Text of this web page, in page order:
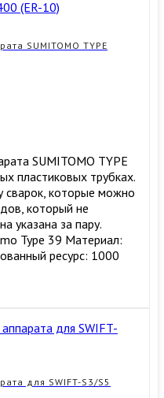
SUMITOMO TYPE
SUMITOMO TYPE
пластиковых трубках.
сварок, которые можно
который не
указана за пару.
Type 39 Материал:
ресурс: 1000
для SWIFT-S3/S5